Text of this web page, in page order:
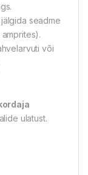
seadme
või
ulatust.